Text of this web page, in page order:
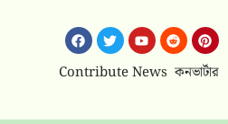
Contribute News কনভার্টার